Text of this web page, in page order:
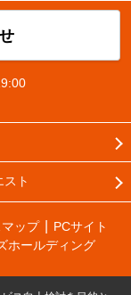
ト
ップ
PCサイト
ホールディング